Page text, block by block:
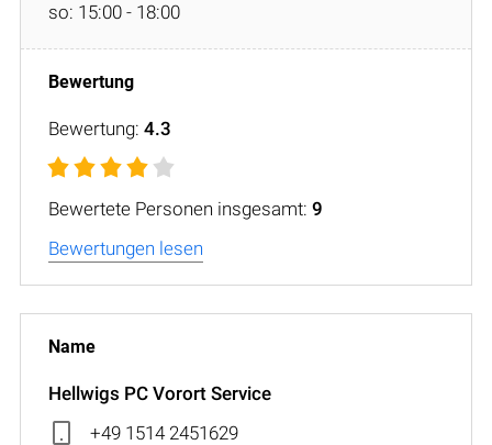
so: 15:00 - 18:00
Bewertung: 4.3
Bewertete Personen insgesamt: 9
Bewertungen lesen
Hellwigs PC Vorort Service
+49 1514 2451629